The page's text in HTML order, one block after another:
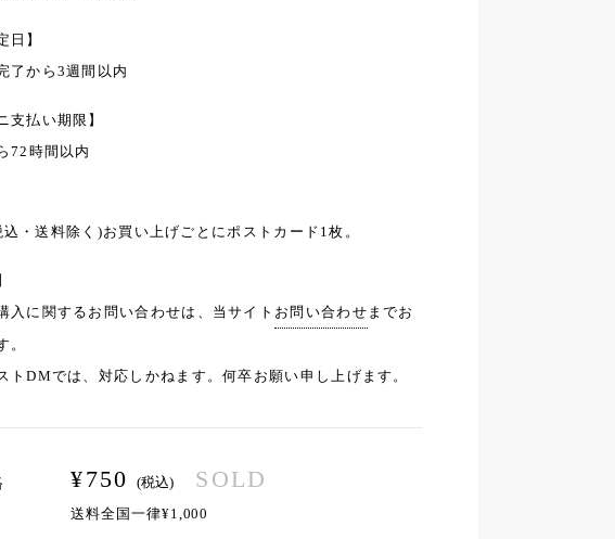
日】
了から3週間以内
支払い期限】
72時間以内
・送料除く)お買い上げごとにポストカード1枚。
入に関するお問い合わせは、当サイト お問い合わせ までお
。
トDMでは、対応しかねます。何卒お願い申し上げます。
¥750 (税込) SOLD
送料全国一律¥1,000